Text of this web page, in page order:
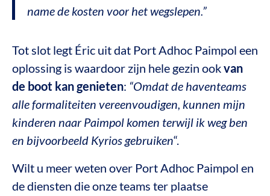
name de kosten voor het wegslepen.”
Tot slot legt Éric uit dat Port Adhoc Paimpol een
oplossing is waardoor zijn hele gezin ookvan
de boot kangenieten: “Omdat de haventeams
alle formaliteiten vereenvoudigen, kunnen mijn
kinderen naar Paimpol komen terwijl ik weg ben
en bijvoorbeeld Kyrios gebruiken“.
Wilt u meer weten over Port Adhoc Paimpol en
de diensten die onze teams ter plaatse